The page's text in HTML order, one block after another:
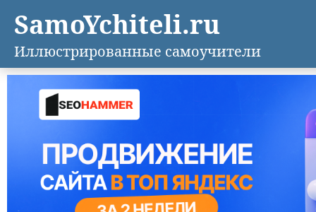
SamoYchiteli.ru
Иллюстрированные самоучители